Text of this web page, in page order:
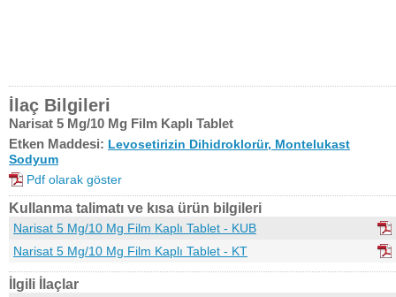
İlaç Bilgileri
Narisat 5 Mg/10 Mg Film Kaplı Tablet
Etken Maddesi: Levosetirizin Dihidroklorür, Montelukast
Sodyum
Pdf olarak göster
Kullanma talimatı ve kısa ürün bilgileri
Narisat 5 Mg/10 Mg Film Kaplı Tablet - KUB
Narisat 5 Mg/10 Mg Film Kaplı Tablet - KT
İlgili İlaçlar